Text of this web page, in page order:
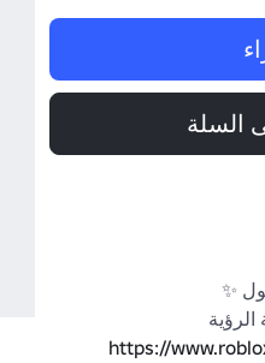
السلة
https://